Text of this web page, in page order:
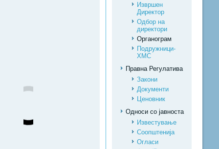
Извршен
Директор
Одбор на
директори
Органограм
Подружници-
ХМС
Правна Регулатива
Закони
Документи
Ценовник
Односи со јавноста
Известување
Соопштенија
Огласи